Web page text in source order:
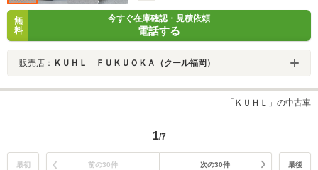
無
料
今すぐ在庫確認・見積依頼
電話する
販売店： ＫＵＨＬ ＦＵＫＵＯＫＡ（クール福岡）
「ＫＵＨＬ」の中古車
1/7
最初 前の30件 次の30件 最後